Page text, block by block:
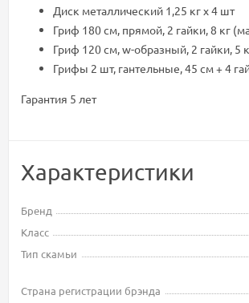
Диск металлический 1,25 кг х 4 шт
Гриф 180 см, прямой, 2 гайки, 8 кг
Гриф 120 см, w-образный, 2 гайки, 5
Грифы 2 шт, гантельные, 45 см + 4
Гарантия 5 лет
Характеристики
Бренд
Класс
Тип скамьи
Страна регистрации брэнда